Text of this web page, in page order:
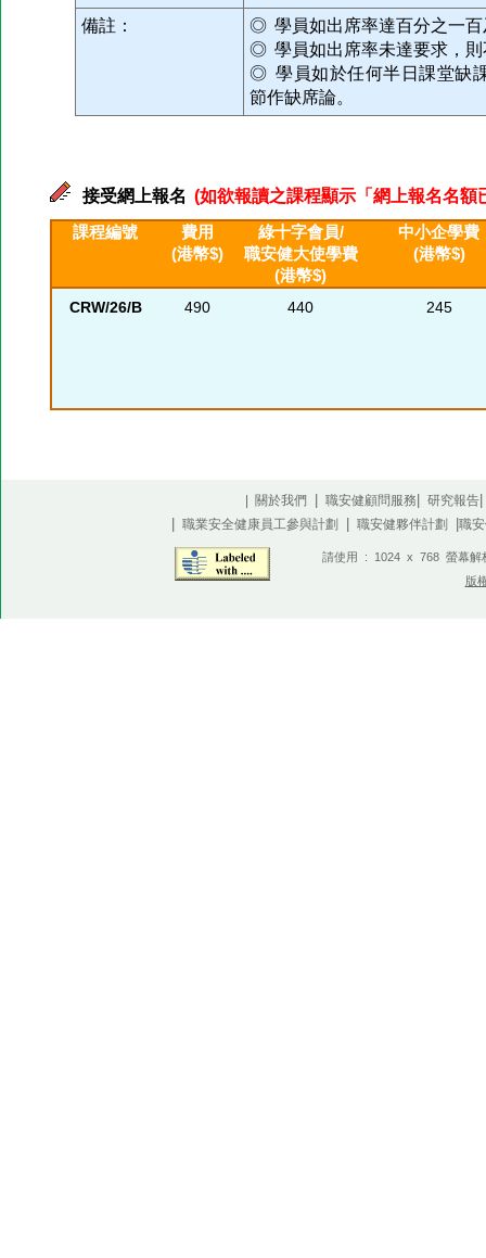
備註：
◎ 學員如出席率達百分之一百
◎ 學員如出席率未達要求，則
◎ 學員如於任何半日課堂缺
節作缺席論。
接受網上報名 (如欲報讀之課程顯示「網上報名名
課程編號
費用
(港幣$)
綠十字會員/
職安健大使學費
(港幣$)
中小企學費
(港幣$)
CRW/26/B 490 440 245
| 關於我們| 職安健顧問服務 研究報告
職業安全健康員工參與計劃 職安健夥伴計劃 職
請使用 : 1024 x 768 螢幕解
版